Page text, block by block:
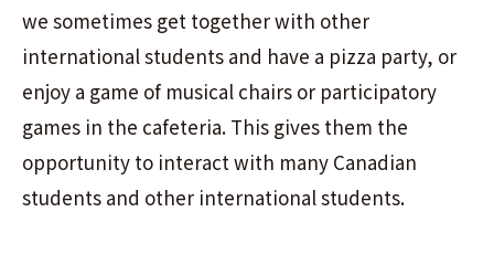
we sometimes get together with other
international students and have a pizza party, or
enjoy a game of musical chairs or participatory
games in the cafeteria. This gives them the
opportunity to interact with many Canadian
students and other international students.